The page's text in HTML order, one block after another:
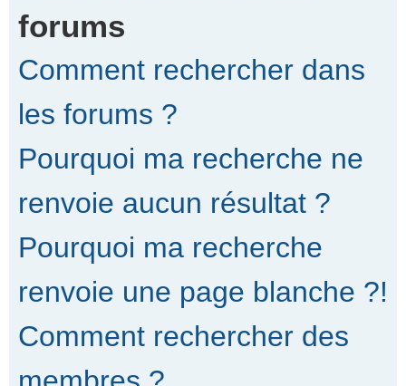
forums
Comment rechercher dans
les forums ?
Pourquoi ma recherche ne
renvoie aucun résultat ?
Pourquoi ma recherche
renvoie une page blanche ?!
Comment rechercher des